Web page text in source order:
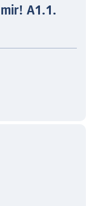
A1.1.